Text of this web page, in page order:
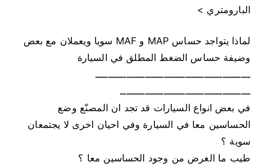
البارومتري >
لماذا يتواجد حساس MAP و MAF سويا ويعملان مع بعض
وضيفة حساس الضغط المطلق في السيارة
ــــــــــــــــــــــــــــــــــــــــــــــــــ
ــــــــــــــــــــــــــــــــــــــــــ
في بعض انواع السيارات قد تجد ان المصنّع وضع
الحساسين معا في السيارة وفي احيان اخرى لا يجتمعان
سوية ؟
طيب ما الغرض من وجود الحساسين معا ؟